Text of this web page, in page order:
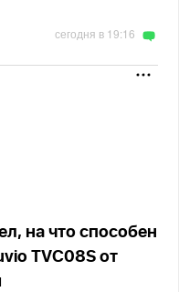
сегодня в 19:16
на что способен
TVC08S от